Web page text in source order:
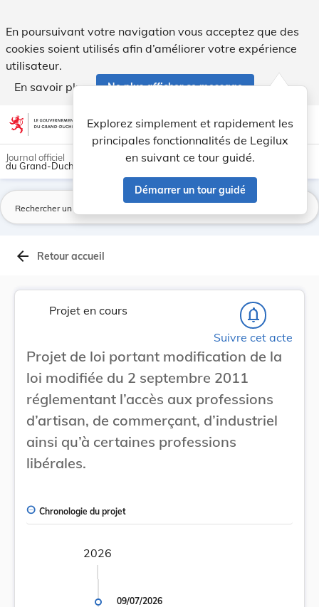
En poursuivant votre navigation vous acceptez que des
cookies soient utilisés afin d’améliorer votre expérience
utilisateur.
En savoir plus
Ne plus afficher ce message
Aller au contenu account_circle help Aide
Explorez simplement et rapidement les
principales fonctionnalités de Legilux
en suivant ce tour guidé.
Démarrer un tour guidé
light_mode dark_mode
Journal officiel
du Grand-Duché de Luxembourg
arrow_back Retour accueil
Projet en cours notifications_none
Suivre cet acte
Projet de loi portant modification de la
loi modifiée du 2 septembre 2011
réglementant l’accès aux professions
d’artisan, de commerçant, d’industriel
ainsi qu’à certaines professions
libérales.
Chronologie du projet
2026
09/07/2026